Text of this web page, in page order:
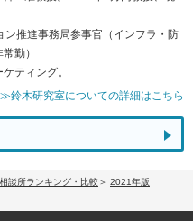
推進事務局参事官（インフラ・防
勤）
ティング。
≫鈴木研究室についての詳細はこちら
談所ランキング・比較
2021年版